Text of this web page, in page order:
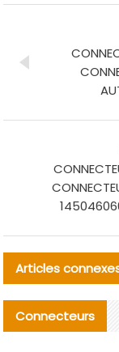
Articles
Connecteurs